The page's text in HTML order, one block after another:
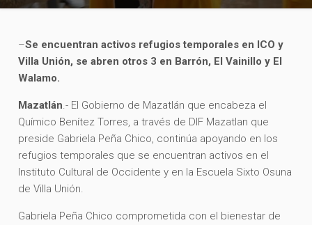
–Se encuentran activos refugios temporales en ICO y
Villa Unión, se abren otros 3 en Barrón, El Vainillo y El
Walamo.
Mazatlán.- El Gobierno de Mazatlán que encabeza el
Químico Benítez Torres, a través de DIF Mazatlan que
preside Gabriela Peña Chico, continúa apoyando en los
refugios temporales que se encuentran activos en el
Instituto Cultural de Occidente y en la Escuela Sixto Osuna
de Villa Unión.
Gabriela Peña Chico comprometida con el bienestar de